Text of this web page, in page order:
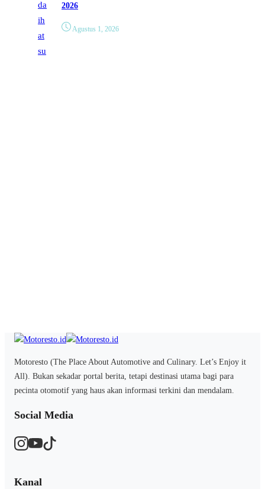
2026
Agustus 1, 2026
Motoresto (The Place About Automotive and Culinary. Let’s Enjoy it
All). Bukan sekadar portal berita, tetapi destinasi utama bagi para
pecinta otomotif yang haus akan informasi terkini dan mendalam.
Social Media
Kanal